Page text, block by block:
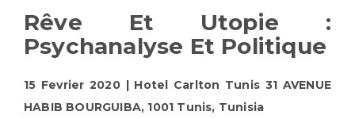
Rêve Et Utopie :
Psychanalyse Et Politique
15 Fevrier 2020 | Hotel Carlton Tunis 31 AVENUE
HABIB BOURGUIBA, 1001 Tunis, Tunisia